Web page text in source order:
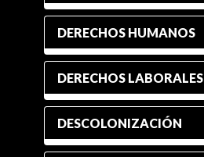
DERECHOS HUMANOS
DERECHOS LABORALES
DESCOLONIZACIÓN